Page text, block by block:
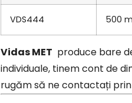
VDS444 500
Vidas MET produce bare
individuale, tinem cont de
rugăm să ne contactați